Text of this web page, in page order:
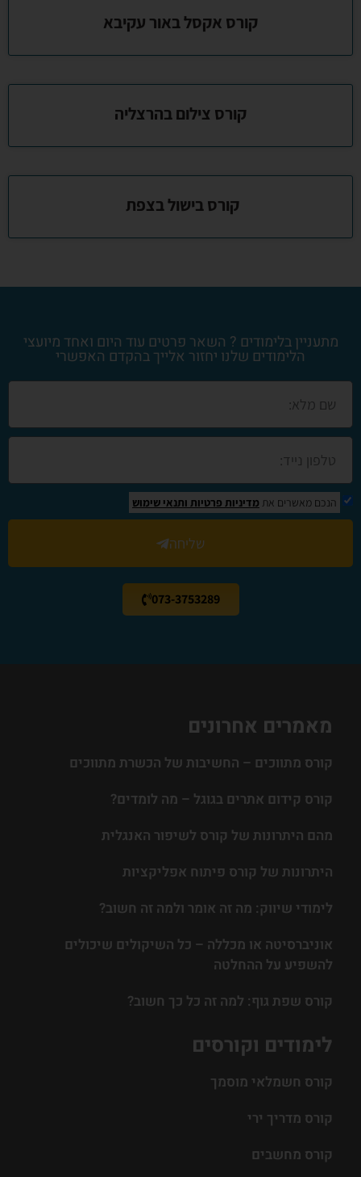
קורס אקסל באור עקיבא
קורס צילום בהרצליה
קורס בישול בצפת
מתעניין בלימודים ? השאר פרטים עוד היום ואחד מיועצי
הלימודים שלנו יחזור אלייך בהקדם האפשרי
הנכם מאשרים את מדיניות פרטיות ותנאי שימוש
שליחה
073-3753289
לימודים וקורסים
קורס חשמלאי מוסמך
קורס מדריך ירי
קורס מחשבים
מאמרים אחרונים
קורס מתווכים – החשיבות של הכשרת מתווכים
קורס קידום אתרים בגוגל – מה לומדים?
מהם היתרונות של קורס לשיפור האנגלית
היתרונות של קורס פיתוח אפליקציות
לימודי שיווק: מה זה אומר ולמה זה חשוב?
אוניברסיטה או מכללה – כל השיקולים שיכולים
להשפיע על ההחלטה
קורס שפת גוף: למה זה כל כך חשוב?